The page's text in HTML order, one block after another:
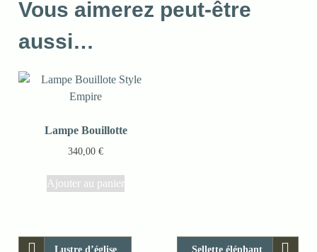
Vous aimerez peut-être
aussi…
Lampe Bouillotte
340,00€
Ajouter au panier
Lustre d’église Sellette éléphant